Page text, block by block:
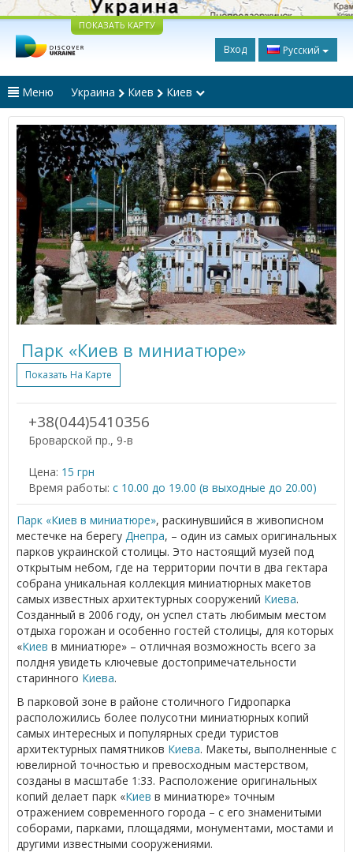
ПОКАЗАТЬ КАРТУ
Вход Русский
Меню Украина Киев Киев
Парк «Киев в миниатюре»
Показать На Карте
+38(044)5410356
Броварской пр., 9-в
Цена: 15 грн
Время работы: с 10.00 до 19.00 (в выходные до 20.00)
Парк «Киев в миниатюре», раскинувшийся в живописном
местечке на берегу Днепра, – один из самых оригинальных
парков украинской столицы. Это настоящий музей под
открытым небом, где на территории почти в два гектара
собрана уникальная коллекция миниатюрных макетов
самых известных архитектурных сооружений Киева.
Созданный в 2006 году, он успел стать любимым местом
отдыха горожан и особенно гостей столицы, для которых
«Киев в миниатюре» – отличная возможность всего за
полдня увидеть ключевые достопримечательности
старинного Киева.
В парковой зоне в районе столичного Гидропарка
расположились более полусотни миниатюрных копий
самых интересных и популярных среди туристов
архитектурных памятников Киева. Макеты, выполненные с
ювелирной точностью и превосходным мастерством,
созданы в масштабе 1:33. Расположение оригинальных
копий делает парк «Киев в миниатюре» точным
отражением современного города – с его знаменитыми
соборами, парками, площадями, монументами, мостами и
другими известными сооружениями.